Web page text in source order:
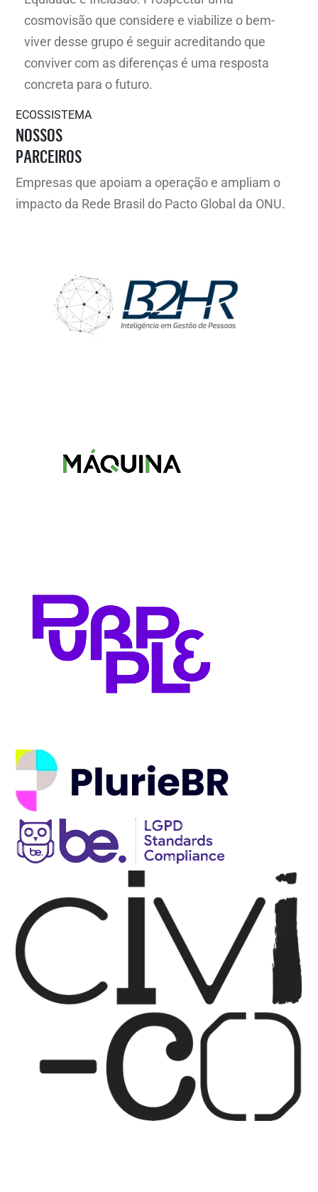
cosmovisão que considere e viabilize o bem-
viver desse grupo é seguir acreditando que
conviver com as diferenças é uma resposta
concreta para o futuro.
ECOSSISTEMA
NOSSOS
PARCEIROS
Empresas que apoiam a operação e ampliam o
impacto da Rede Brasil do Pacto Global da ONU.